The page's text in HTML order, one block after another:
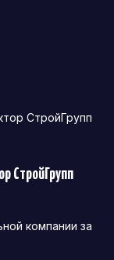
СтройГрупп
компании за